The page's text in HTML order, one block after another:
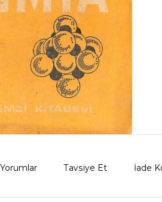
Yorumlar Tavsiye Et İade